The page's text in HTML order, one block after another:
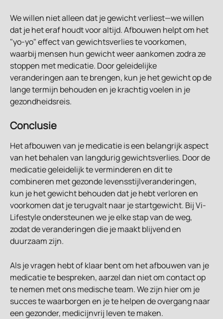
We willen niet alleen dat je gewicht verliest—we willen
dat je het eraf houdt voor altijd. Afbouwen helpt om het
"yo-yo" effect van gewichtsverlies te voorkomen,
waarbij mensen hun gewicht weer aankomen zodra ze
stoppen met medicatie. Door geleidelijke
veranderingen aan te brengen, kun je het gewicht op de
lange termijn behouden en je krachtig voelen in je
gezondheidsreis.
Conclusie
Het afbouwen van je medicatie is een belangrijk aspect
van het behalen van langdurig gewichtsverlies. Door de
medicatie geleidelijk te verminderen en dit te
combineren met gezonde levensstijlveranderingen,
kun je het gewicht behouden dat je hebt verloren en
voorkomen dat je terugvalt naar je startgewicht. Bij Vi-
Lifestyle ondersteunen we je elke stap van de weg,
zodat de veranderingen die je maakt blijvend en
duurzaam zijn.
Als je vragen hebt of klaar bent om het afbouwen van je
medicatie te bespreken, aarzel dan niet om contact op
te nemen met ons medische team. We zijn hier om je
succes te waarborgen en je te helpen de overgang naar
een gezonder, medicijnvrij leven te maken.